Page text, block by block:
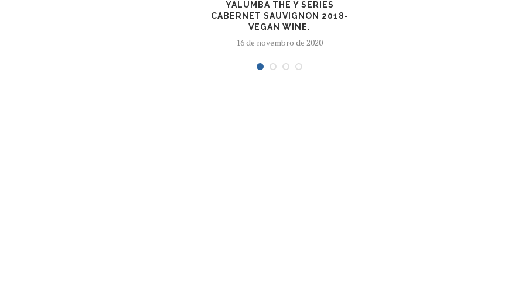
YALUMBA THE Y SERIES
CABERNET SAUVIGNON 2018-
VEGAN WINE.
16 de novembro de 2020